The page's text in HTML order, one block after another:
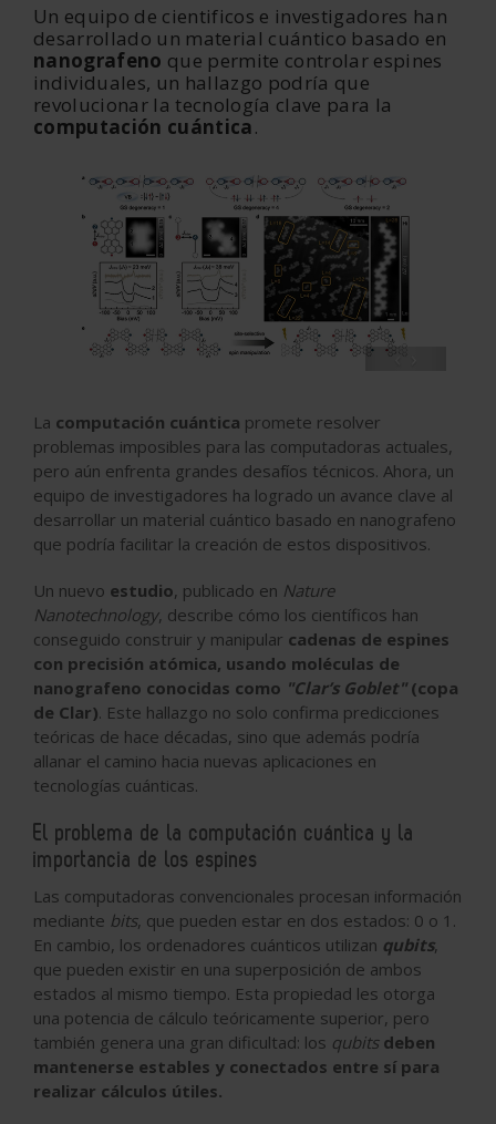
Un equipo de cientificos e investigadores han
desarrollado un material cuántico basado en
nanografeno que permite controlar espines
individuales, un hallazgo podría que
revolucionar la tecnología clave para la
computación cuántica.
‹
La computación cuántica promete resolver
problemas imposibles para las computadoras actuales,
pero aún enfrenta grandes desafíos técnicos. Ahora, un
equipo de investigadores ha logrado un avance clave al
desarrollar un material cuántico basado en nanografeno
que podría facilitar la creación de estos dispositivos.
Un nuevo estudio, publicado en Nature
Nanotechnology, describe cómo los científicos han
conseguido construir y manipular cadenas de espines
con precisión atómica, usando moléculas de
nanografeno conocidas como "Clar’s Goblet"(copa
de Clar). Este hallazgo no solo confirma predicciones
teóricas de hace décadas, sino que además podría
allanar el camino hacia nuevas aplicaciones en
tecnologías cuánticas.
El problema de la computación cuántica y la
importancia de los espines
Las computadoras convencionales procesan información
mediante bits, que pueden estar en dos estados: 0 o 1 .
En cambio, los ordenadores cuánticos utilizan qubits,
que pueden existir en una superposición de ambos
estados al mismo tiempo. Esta propiedad les otorga
una potencia de cálculo teóricamente superior, pero
también genera una gran dificultad: los qubits deben
mantenerse estables y conectados entre sí para
realizar cálculos útiles.